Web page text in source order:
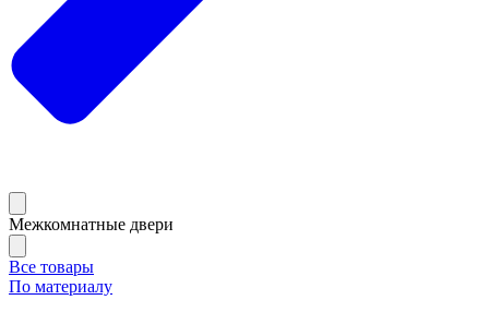
Межкомнатные двери
Все товары
По материалу